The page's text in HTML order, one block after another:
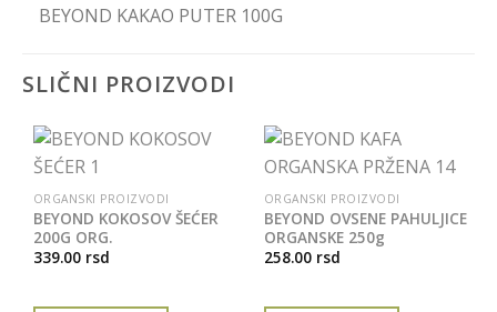
BEYOND KAKAO PUTER 100G
SLIČNI PROIZVODI
ORGANSKI PROIZVODI
BEYOND KOKOSOV ŠEĆER
200G ORG.
339.00 rsd
ORGANSKI PROIZVODI
BEYOND OVSENE PAHULJICE
ORGANSKE 250g
258.00 rsd